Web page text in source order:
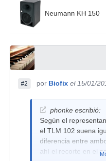
Neumann KH 150
#2 por Biofix el 15/01/
phonke escribió:
Según el
el TLM 102 suena
diferencia entre
ahí el recorte en el